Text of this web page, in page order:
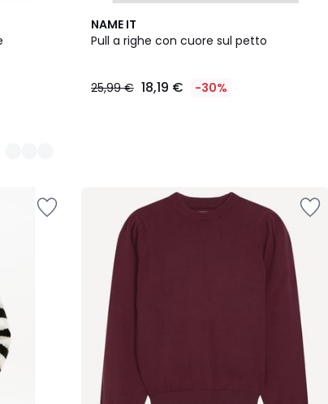
NAME IT
Pull a righe con cuore sul petto
25,99 € 18,19 € -30%